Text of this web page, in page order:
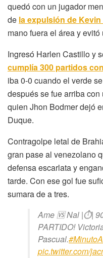
quedó con un jugador
de la expulsión de Kevin
mano fuera el área y
Ingresó Harlen Castillo y
cumplía 300 partidos
iba 0-0 cuando el verde
después se fue arriba
quien Jhon Bodmer dejó
Duque.
Contragolpe letal de
gran pase al venezolano
defensa escarlata y
tarde. Con ese gol fue
sumara de a tres.
Ame 🆚 Nal |⏱️|
PARTIDO!
Pascual.
pic.twitter.com/